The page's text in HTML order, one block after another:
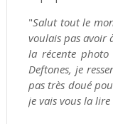
"Salut tout le
voulais pas avoir
la récente
Deftones, je
pas très doué
je vais vous la